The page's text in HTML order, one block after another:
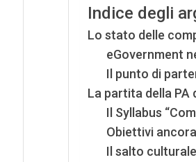
Indice degli
Lo stato delle
eGovernment
Il punto di
La partita della PA
Il Syllabus
Obiettivi
Il salto